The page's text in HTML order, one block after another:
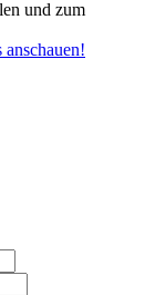
und zum
anschauen!